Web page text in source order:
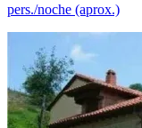
pers./noche (aprox.)